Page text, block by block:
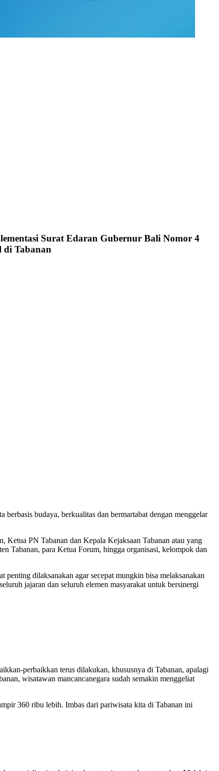
Surat Edaran Gubernur Bali Nomor 4
di Tabanan
budaya, berkualitas dan bermartabat dengan menggelar
PN Tabanan dan Kepala Kejaksaan Tabanan atau yang
Tabanan, para Ketua Forum, hingga organisasi, kelompok dan
penting dilaksanakan agar secepat mungkin bisa melaksanakan
jajaran dan seluruh elemen masyarakat untuk bersinergi
perbaikkan terus dilakukan, khususnya di Tabanan, apalagi
wisatawan mancancanegara sudah semakin menggeliat
360 ribu lebih. Imbas dari pariwisata kita di Tabanan ini